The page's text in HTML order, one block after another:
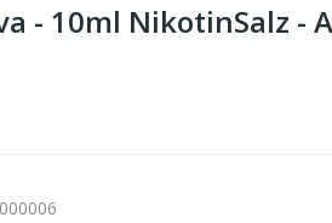
- 10ml NikotinSalz -